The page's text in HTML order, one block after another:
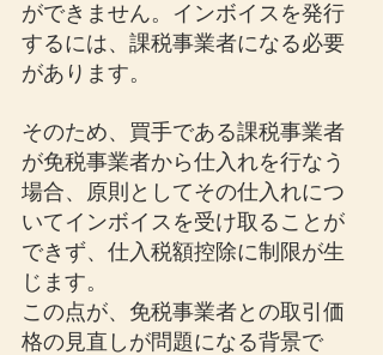
ができません。インボイスを発行
するには、課税事業者になる必要
があります。
そのため、買手である課税事業者
が免税事業者から仕入れを行なう
場合、原則としてその仕入れにつ
いてインボイスを受け取ることが
できず、仕入税額控除に制限が生
じます。
この点が、免税事業者との取引価
格の見直しが問題になる背景で